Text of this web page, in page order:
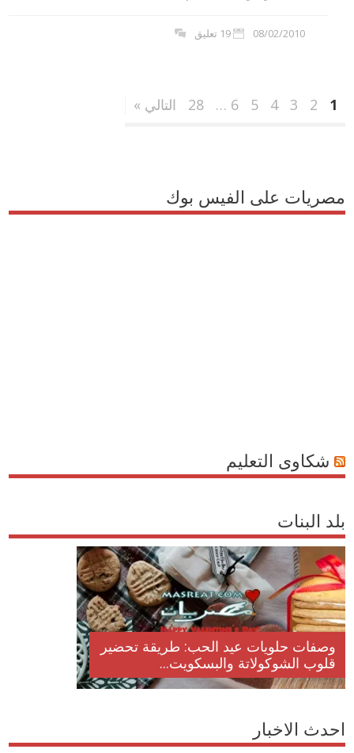
08/02/2010 19 تعليق
1
2
3
4
5
6
…
28 التالي »
مصريات على الفيس بوك
شكاوى التعليم
بلد البنات
وصفات حلويات عيد الحب: طريقة تحضير
قلوب الشوكولاتة والبسكويت...
احدث الاخبار